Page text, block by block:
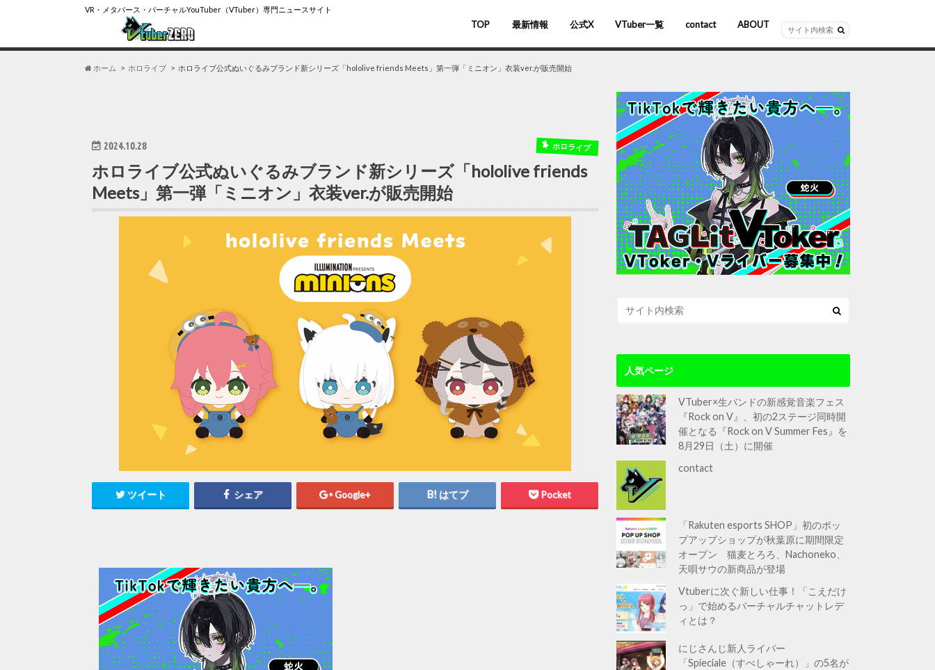
VR・メタバース・バーチャルYouTuber（VTuber）専門ニュースサイト
TOP 最新情報 公式X VTuber一覧
バーチャルYouTuber
VR/AR
ホロライブ
にじさんじ
ななしいんく
ぶいすぽっ！
contact ABOUT
ホーム ホロライブ ホロライブ公式ぬいぐるみブランド新シリーズ「hololive friends Meets」第一弾「ミニオン」衣装ver.が販売開始
2024.10.28 ホロライブ
ホロライブ公式ぬいぐるみブランド新シリーズ「hololive friends
Meets」第一弾「ミニオン」衣装ver.が販売開始
ツイート シェア Google+ はてブ Pocket
人気ページ
VTuber×生バンドの新感覚音楽フェス
『Rock on V』、初の2ステージ同時開
催となる『Rock on V Summer Fes』を
8月29日（土）に開催
contact
「Rakuten esports SHOP」初のポッ
プアップショップが秋葉原に期間限定
オープン 猫麦とろろ、Nachoneko、
天唄サウの新商品が登場
Vtuberに次ぐ新しい仕事！「こえだけ
っ」で始めるバーチャルチャットレデ
ィとは？
にじさんじ新人ライバー
「Spieciale（すぺしゃーれ）」の5名が